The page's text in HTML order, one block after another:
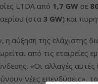
LTDA από 1,7 GW σε
(στα 3 GW) και
η αύξηση της ελάχιστης
από τις εταιρείες
«Οι αλλαγές
νέες επενδύσεις»,